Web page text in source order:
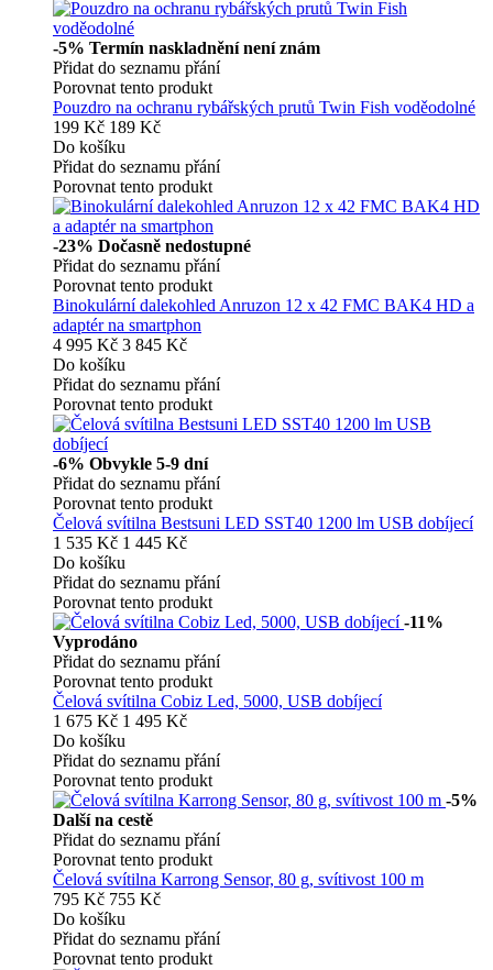
-5% Termín naskladnění není znám
Přidat do seznamu přání
Porovnat tento produkt
Pouzdro na ochranu rybářských prutů Twin Fish voděodolné
199 Kč 189 Kč
Do košíku
Přidat do seznamu přání
Porovnat tento produkt
-23% Dočasně nedostupné
Přidat do seznamu přání
Porovnat tento produkt
Binokulární dalekohled Anruzon 12 x 42 FMC BAK4 HD a
adaptér na smartphon
4 995 Kč 3 845 Kč
Do košíku
Přidat do seznamu přání
Porovnat tento produkt
-6% Obvykle 5-9 dní
Přidat do seznamu přání
Porovnat tento produkt
Čelová svítilna Bestsuni LED SST40 1200 lm USB dobíjecí
1 535 Kč 1 445 Kč
Do košíku
Přidat do seznamu přání
Porovnat tento produkt
-11%
Vyprodáno
Přidat do seznamu přání
Porovnat tento produkt
Čelová svítilna Cobiz Led, 5000, USB dobíjecí
1 675 Kč 1 495 Kč
Do košíku
Přidat do seznamu přání
Porovnat tento produkt
-5%
Další na cestě
Přidat do seznamu přání
Porovnat tento produkt
Čelová svítilna Karrong Sensor, 80 g, svítivost 100 m
795 Kč 755 Kč
Do košíku
Přidat do seznamu přání
Porovnat tento produkt